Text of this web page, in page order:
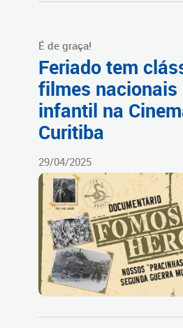
É de graça!
Feriado tem
filmes nacionais
infantil na
Curitiba
29/04/2025